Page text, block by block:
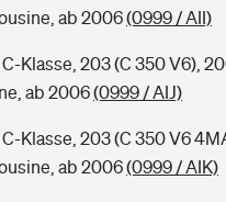
ab 2006(0999 / AII)
Klasse, 203 (C 350 V6),
ab 2006(0999 / AIJ)
Klasse, 203 (C 350 V6
ab 2006(0999 / AIK)